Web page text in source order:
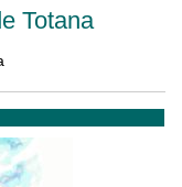
Totana